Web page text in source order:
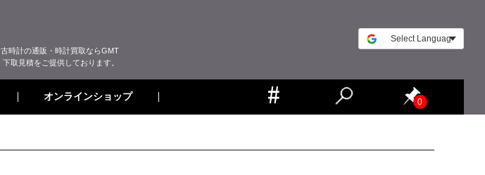
時計の通販・時計買取ならGMT
取見積をご提供しております。
オンラインショップ 0